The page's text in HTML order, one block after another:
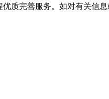
质完善服务。如对有关信